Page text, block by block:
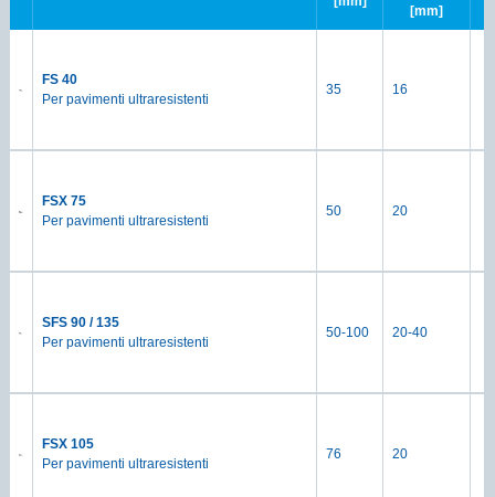
[mm]
FS 40
Per pavimenti ultraresistenti
35 16
FSX 75
Per pavimenti ultraresistenti
50 20
SFS 90 / 135
Per pavimenti ultraresistenti
50-100 20-40
FSX 105
Per pavimenti ultraresistenti
76 20